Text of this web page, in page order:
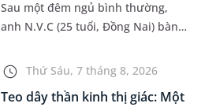
Sau một đêm ngủ bình thường,
anh N.V.C (25 tuổi, Đồng Nai) bàng
không thể vận động đi lại được. Kết
quả thăm khám tại Phòng...
Thứ Sáu, 7 tháng 8, 2026
Teo dây thần kinh thị giác: Một